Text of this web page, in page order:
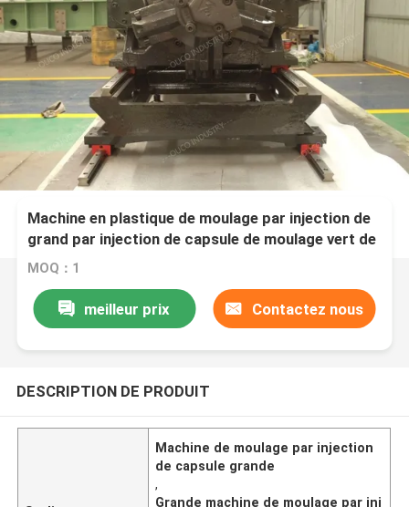
Machine en plastique de moulage par injection de
grand par injection de capsule de moulage vert de
machine
MOQ：1
meilleur prix Contactez nous
DESCRIPTION DE PRODUIT
Machine de moulage par injection
de capsule grande
,
Grande machine de moulage par inj